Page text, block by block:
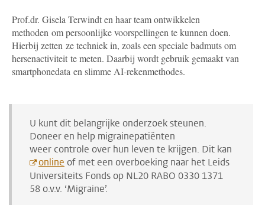
Prof.dr. Gisela Terwindt en haar team ontwikkelen
methoden om persoonlijke voorspellingen te kunnen doen.
Hierbij zetten ze techniek in, zoals een speciale badmuts om
hersenactiviteit te meten. Daarbij wordt gebruik gemaakt van
smartphonedata en slimme AI-rekenmethodes.
U kunt dit belangrijke onderzoek steunen.
Doneer en help migrainepatiënten
weer controle over hun leven te krijgen. Dit kan
online of met een overboeking naar het Leids
Universiteits Fonds op NL20 RABO 0330 1371
58 o.v.v. ‘Migraine’.